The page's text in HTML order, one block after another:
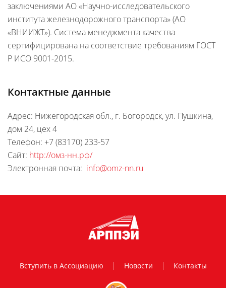
заключениями АО «Научно-исследовательского
института железнодорожного транспорта» (АО
«ВНИИЖТ»). Система менеджмента качества
сертифицирована на соответствие требованиям ГОСТ
Р ИСО 9001-2015.
Контактные данные
Адрес: Нижегородская обл., г. Богородск, ул. Пушкина,
дом 24, цех 4
Телефон: +7 (83170) 233-57
Сайт: http://омз-нн.рф/
Электронная почта: info@omz-nn.ru
Вступить в Ассоциацию Новости Контакты